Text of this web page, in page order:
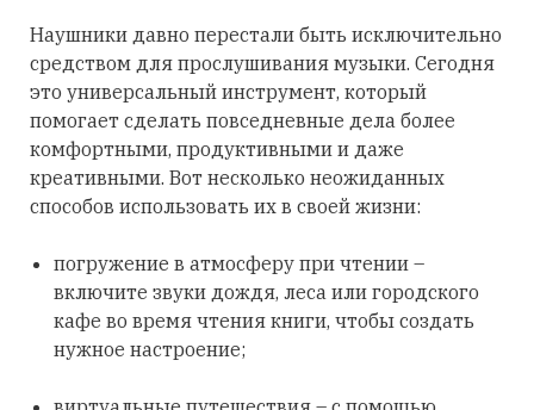
Наушники давно перестали быть исключительно
средством для прослушивания музыки. Сегодня
это универсальный инструмент, который
помогает сделать повседневные дела более
комфортными, продуктивными и даже
креативными. Вот несколько неожиданных
способов использовать их в своей жизни:
погружение в атмосферу при чтении –
включите звуки дождя, леса или городского
кафе во время чтения книги, чтобы создать
нужное настроение;